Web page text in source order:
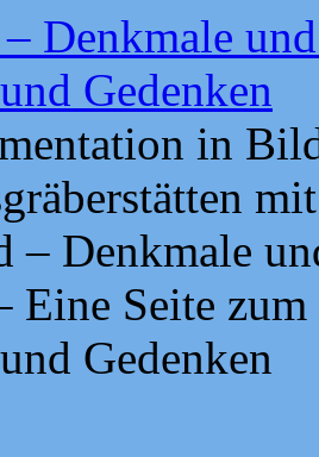
Denkmale
Gedenken
in